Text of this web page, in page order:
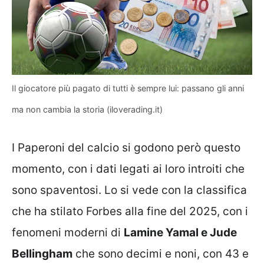
Il giocatore più pagato di tutti è sempre lui: passano gli anni
ma non cambia la storia (iloverading.it)
I Paperoni del calcio si godono però questo
momento, con i dati legati ai loro introiti che
sono spaventosi. Lo si vede con la classifica
che ha stilato Forbes alla fine del 2025, con i
fenomeni moderni di Lamine Yamal e Jude
Bellingham che sono decimi e noni, con 43 e